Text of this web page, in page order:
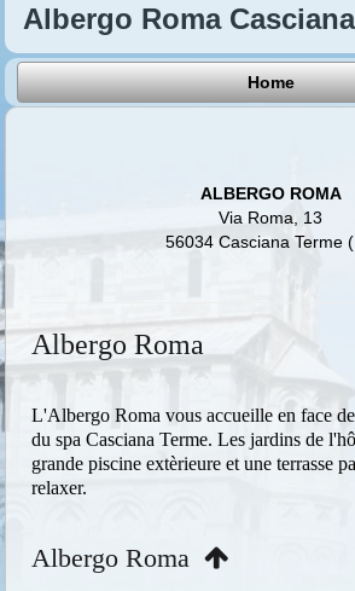
Albergo Roma
Home
ALBERGO ROMA
Via Roma, 13
56034 Casciana Terme
Albergo Roma
L'Albergo Roma vous accueille en face
du spa Casciana Terme. Les jardins de
grande piscine extèrieure et une terrasse
relaxer.
Albergo Roma